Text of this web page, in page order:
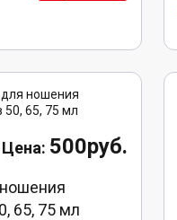
500руб.
65, 75 мл